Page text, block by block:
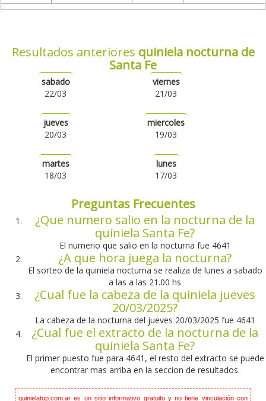
Resultados anteriores quiniela nocturna de
Santa Fe
sabado
22/03
viernes
21/03
jueves
20/03
miercoles
19/03
martes
18/03
lunes
17/03
Preguntas Frecuentes
¿Que numero salio en la nocturna de la
quiniela Santa Fe?
El numerio que salio en la nocturna fue 4641
¿A que hora juega la nocturna?
El sorteo de la quiniela nocturna se realiza de lunes a sabado
a las a las 21.00 hs
¿Cual fue la cabeza de la quiniela jueves
20/03/2025?
La cabeza de la nocturna del jueves 20/03/2025 fue 4641
¿Cual fue el extracto de la nocturna de la
quiniela Santa Fe?
El primer puesto fue para 4641, el resto del extracto se puede
encontrar mas arriba en la seccion de resultados.
quinielatop.com.ar es un sitio informativo gratuito y no tiene vinculación con